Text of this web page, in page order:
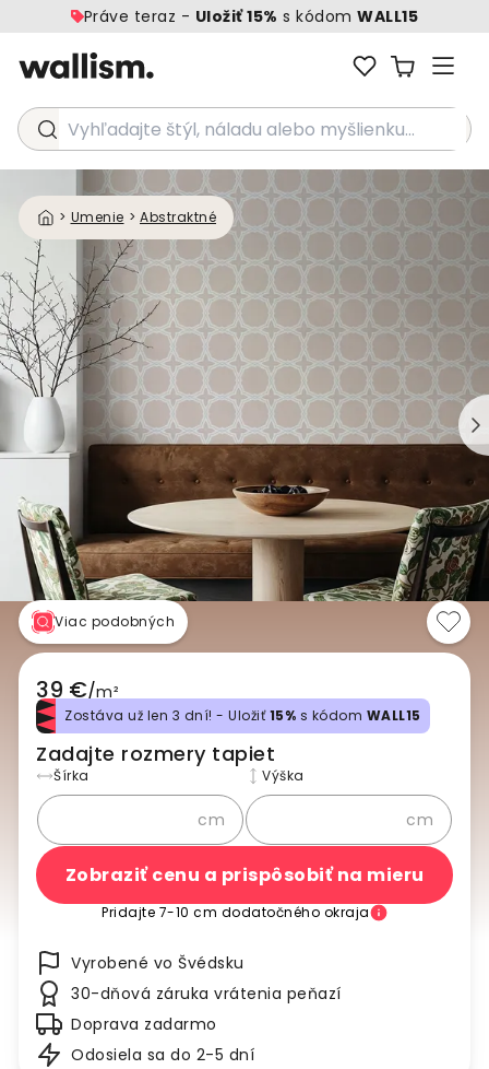
Práve teraz - Uložiť 15% s kódomWALL15
Vyhľadajte štýl, náladu alebo myšlienku...
> Umenie > Abstraktné
Viac podobných
39 €/m²
Zostáva už len 3 dní! - Uložiť15% s kódom WALL15
Zadajte rozmery tapiet
Šírka
cm
Výška
cm
Zobraziť cenu a prispôsobiť na mieru
Pridajte 7-10 cm dodatočného okraja
Vyrobené vo Švédsku
30-dňová záruka vrátenia peňazí
Doprava zadarmo
Odosiela sa do 2-5 dní